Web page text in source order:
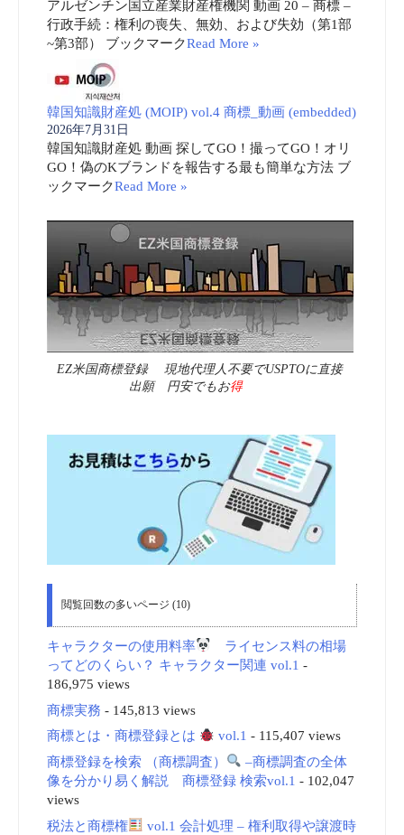
アルゼンチン国立産業財産権機関 動画 20 – 商標 –
行政手続：権利の喪失、無効、および失効（第1部
~第3部） ブックマークRead More »
韓国知識財産処 (MOIP) vol.4 商標_動画 (embedded)
2026年7月31日
韓国知識財産処 動画 探してGO！撮ってGO！オリ
GO！偽のKブランドを報告する最も簡単な方法 ブ
ックマークRead More »
EZ米国商標登録 現地代理人不要でUSPTOに直接
出願 円安でもお得
閲覧回数の多いページ (10)
キャラクターの使用料率
ライセンス料の相場
ってどのくらい？ キャラクター関連 vol.1 -
186,975 views
商標実務 - 145,813 views
商標とは・商標登録とは
vol.1 - 115,407 views
商標登録を検索 （商標調査）
–商標調査の全体
像を分かり易く解説 商標登録 検索vol.1 - 102,047
views
税法と商標権
vol.1 会計処理 – 権利取得や譲渡時